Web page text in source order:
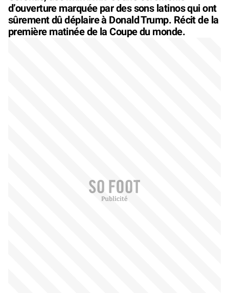
d’ouverture marquée par des sons latinos qui ont
sûrement dû déplaire à Donald Trump. Récit de la
première matinée de la Coupe du monde.